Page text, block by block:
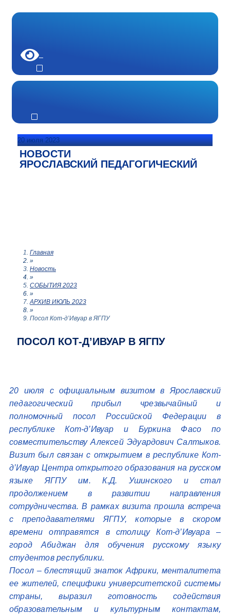
20 июля 2023
НОВОСТИ
ЯРОСЛАВСКИЙ ПЕДАГОГИЧЕСКИЙ
Главная
»
Новость
»
СОБЫТИЯ 2023
»
АРХИВ ИЮЛЬ 2023
»
Посол Кот-д’Ивуар в ЯГПУ
ПОСОЛ КОТ-Д’ИВУАР В ЯГПУ
20 июля с официальным визитом в Ярославский
педагогический прибыл чрезвычайный и
полномочный посол Российской Федерации в
республике Кот-д’Ивуар и Буркина Фасо по
совместительству Алексей Эдуардович Салтыков.
Визит был связан с открытием в республике Кот-
д’Ивуар Центра открытого образования на русском
языке ЯГПУ им. К.Д. Ушинского и стал
продолжением в развитии направления
сотрудничества. В рамках визита прошла встреча
с преподавателями ЯГПУ, которые в скором
времени отправятся в столицу Кот-д’Ивуара –
город Абиджан для обучения русскому языку
студентов республики.
Посол – блестящий знаток Африки, менталитета
ее жителей, специфики университетской системы
страны, выразил готовность содействия
образовательным и культурным контактам,